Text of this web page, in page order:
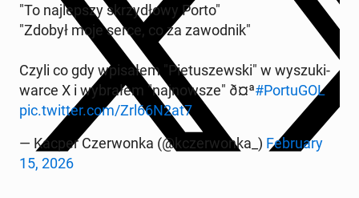
"To naj­lep­szy skrzy­dło­wy Porto"
"Zdobył moje serce, co za za­wod­nik"
Czyli co gdy wpi­sa­łem "Pie­tu­szew­ski" w wy­szu­ki­
war­ce X i wy­bra­łem "naj­now­sze" ð¤ª#Por­tu­GOL
pic.twitter.com/Zrl66N2at7
— Kacper Czer­won­ka (@kczer­won­ka_) Fe­bru­ary
15, 2026